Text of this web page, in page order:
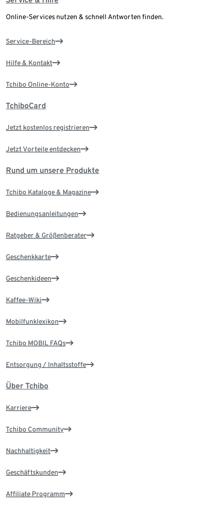
Online-Services nutzen & schnell Antworten finden.
Service-Bereich
Hilfe & Kontakt
Tchibo Online-Konto
TchiboCard
Jetzt kostenlos registrieren
Jetzt Vorteile entdecken
Rund um unsere Produkte
Tchibo Kataloge & Magazine
Bedienungsanleitungen
Ratgeber & Größenberater
Geschenkkarte
Geschenkideen
Kaffee-Wiki
Mobilfunklexikon
Tchibo MOBIL FAQs
Entsorgung / Inhaltsstoffe
Über Tchibo
Karriere
Tchibo Community
Nachhaltigkeit
Geschäftskunden
Affiliate Programm